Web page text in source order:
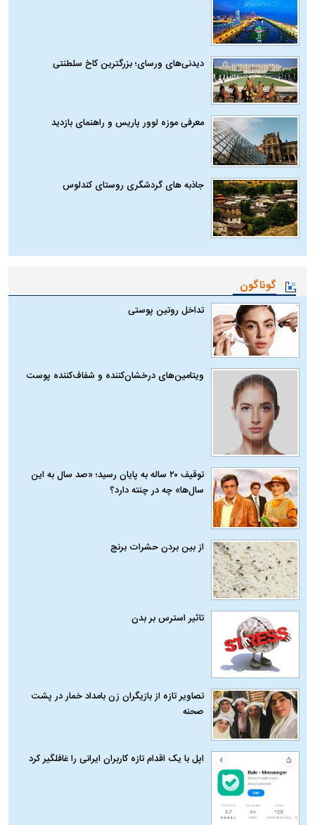
دیدنی‌های ورسای؛ بزرگترین کاخ سلطنتی
معرفی موزه لوور پاریس و راهنمای بازدید
جاذبه های گردشگری روستای کندلوس
گوناگون
تداخل روتین پوستی
ویتامین‌های درخشان‌کننده و شفاف‌کننده پوست
توقیف ۲۰ ساله به پایان رسید؛ «صد سال به این
سال‌ها» چه در چنته دارد؟
از بین بردن حشرات برنج
تاثیر استرس بر بدن
تصاویر تازه از بازیگران زن بامداد خمار در پشت
صحنه
اپل با یک اقدام تازه کاربران ایرانی را غافلگیر کرد